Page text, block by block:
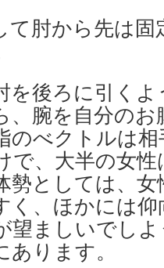
肘から先は固
後ろに引くよ
、腕を自分の
のべクトルは
で、大半の女
勢としては、
く、ほかには
望ましいでし
ります。